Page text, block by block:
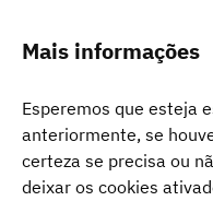
Mais informações
Esperemos que esteja
anteriormente, se
certeza se precisa ou
deixar os cookies